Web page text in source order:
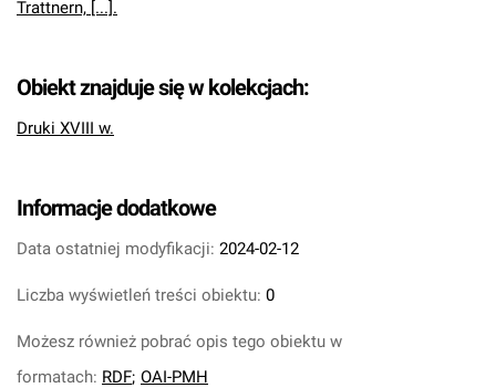
Trattnern, [...].
Obiekt znajduje się w kolekcjach:
Druki XVIII w.
Informacje dodatkowe
Data ostatniej modyfikacji: 2024-02-12
Liczba wyświetleń treści obiektu: 0
Możesz również pobrać opis tego obiektu w
formatach: RDF; OAI-PMH